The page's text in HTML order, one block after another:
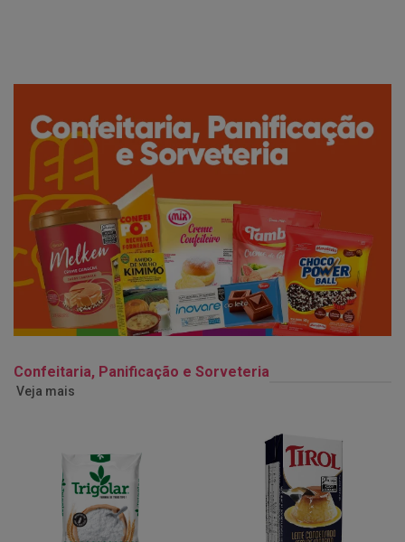
Confeitaria, Panificação e Sorveteria
Veja mais